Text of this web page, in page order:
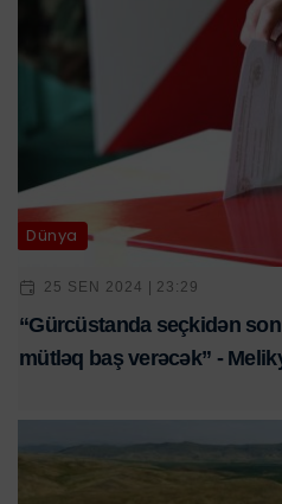
Dünya
25 SEN 2024 | 23:29
“Gürcüstanda seçkidən
mütləq baş verəcək” -